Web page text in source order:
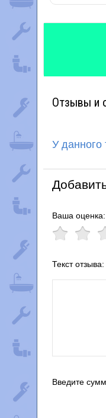
Отзывы и
У данного
Ваша оценка:
Текст отзыва:
Введите